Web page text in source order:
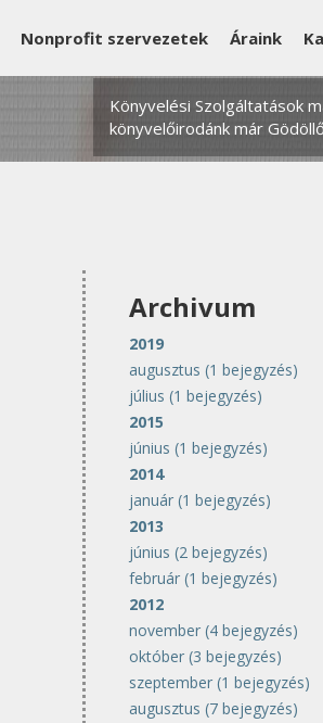
Nonprofit szervezetek Áraink
Könyvelési Szolgáltatások
könyvelőirodánk már
Archivum
2019
augusztus (1 bejegyzés)
július (1 bejegyzés)
2015
június (1 bejegyzés)
2014
január (1 bejegyzés)
2013
június (2 bejegyzés)
február (1 bejegyzés)
2012
november (4 bejegyzés)
október (3 bejegyzés)
szeptember (1 bejegyzés)
augusztus (7 bejegyzés)